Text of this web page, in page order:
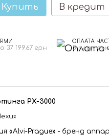
Купить В кредит
199.67 грн
ОПЛАТА
3 платежа
PX-3000
«Alvi-Prague» - бренд